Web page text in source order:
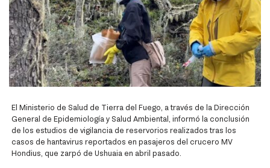
El Ministerio de Salud de Tierra del Fuego, a través de la Dirección
General de Epidemiología y Salud Ambiental, informó la conclusión
de los estudios de vigilancia de reservorios realizados tras los
casos de hantavirus reportados en pasajeros del crucero MV
Hondius, que zarpó de Ushuaia en abril pasado.